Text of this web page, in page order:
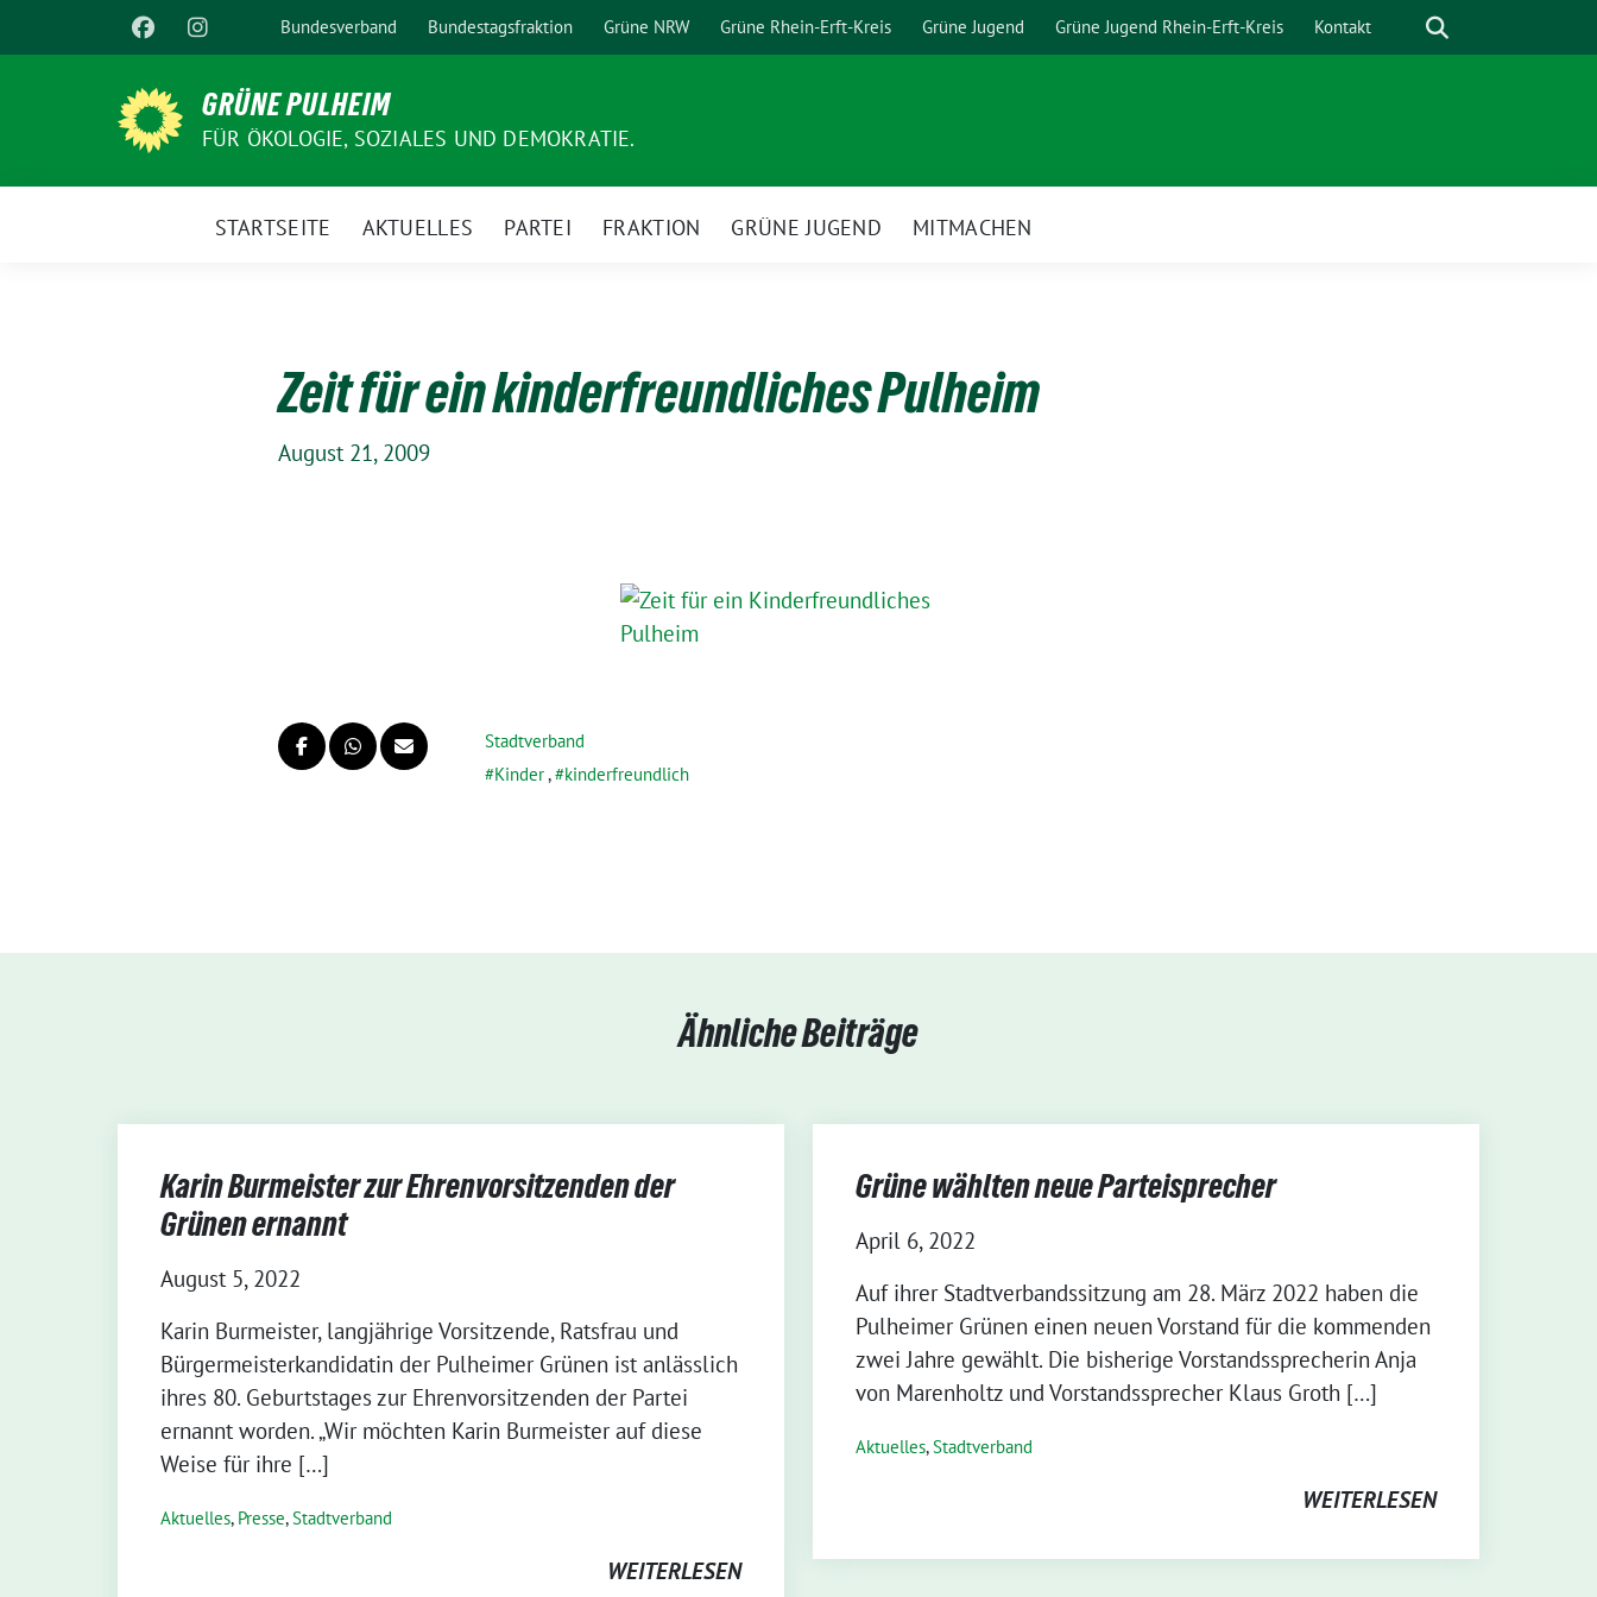
zum
Bundesverband Bundestagsfraktion Grüne NRW Grüne Rhein-Erft-Kreis Grüne Jugend Grüne Jugend Rhein-Erft-Kreis Kontakt Suche
GRÜNE PULHEIM
FÜR ÖKOLOGIE, SOZIALES UND DEMOKRATIE.
STARTSEITE AKTUELLES PARTEI FRAKTION GRÜNE JUGEND MITMACHEN
Zeit für ein kinderfreundliches Pulheim
August 21, 2009
Stadtverband
Kinder, kinderfreundlich
Ähnliche Beiträge
Karin Burmeister zur Ehrenvorsitzenden der
Grünen ernannt
August 5, 2022
Karin Burmeister, langjährige Vorsitzende, Ratsfrau und
Bürgermeisterkandidatin der Pulheimer Grünen ist anlässlich
ihres 80. Geburtstages zur Ehrenvorsitzenden der Partei
ernannt worden. „Wir möchten Karin Burmeister auf diese
Weise für ihre […]
Aktuelles, Presse,Stadtverband
WEITERLESEN
Grüne wählten neue Parteisprecher
April 6, 2022
Auf ihrer Stadtverbandssitzung am 28. März 2022 haben die
Pulheimer Grünen einen neuen Vorstand für die kommenden
zwei Jahre gewählt. Die bisherige Vorstandssprecherin Anja
von Marenholtz und Vorstandssprecher Klaus Groth […]
Aktuelles,Stadtverband
WEITERLESEN